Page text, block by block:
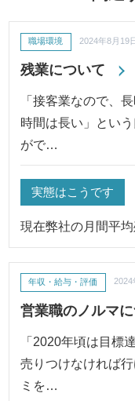
残業について
職場環境 2024年8月19
「接客業なので、
時間は長い」とい
がで…
実態はこうです
現在弊社の月間平
営業職のノルマ
年収・給与・評価 2024
「2020年頃は目標
売りつけなければ
ミを…